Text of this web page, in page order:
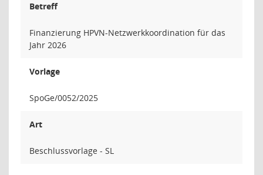
Betreff
Finanzierung HPVN-Netzwerkkoordination für das
Jahr 2026
Vorlage
SpoGe/0052/2025
Art
Beschlussvorlage - SL